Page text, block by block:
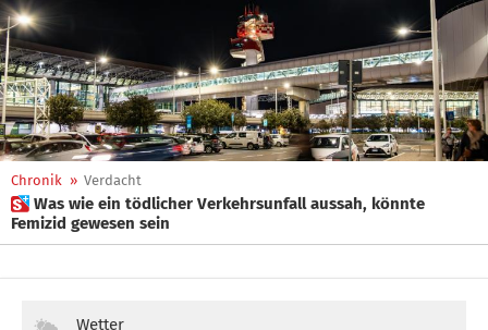
Chronik » Verdacht
 Was wie ein tödlicher Verkehrsunfall aussah, könnte
Femizid gewesen sein
Wetter